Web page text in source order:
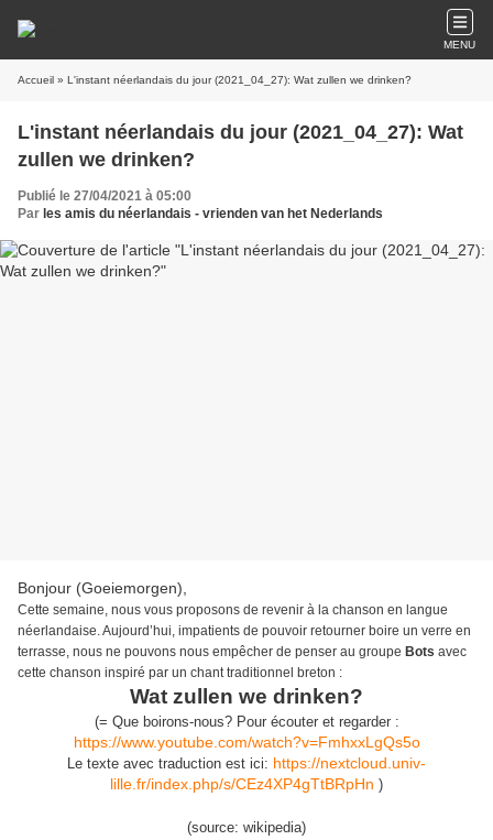
MENU
Accueil » L'instant néerlandais du jour (2021_04_27): Wat zullen we drinken?
L'instant néerlandais du jour (2021_04_27): Wat
zullen we drinken?
Publié le 27/04/2021 à 05:00
Par les amis du néerlandais - vrienden van het Nederlands
Bonjour (Goeiemorgen),
Cette semaine, nous vous proposons de revenir à la chanson en langue
néerlandaise.Aujourd’hui, impatients de pouvoir retourner boire un verre en
terrasse, nous ne pouvons nous empêcher de penser au groupe Bots avec
cette chanson inspiré par un chant traditionnel breton :
Wat zullen we drinken?
(= Que boirons-nous? Pour écouter et regarder:
https://www.youtube.com/watch?v=FmhxxLgQs5o
Le texte avec traduction est ici: https://nextcloud.univ-
lille.fr/index.php/s/CEz4XP4gTtBRpHn )
(source: wikipedia)